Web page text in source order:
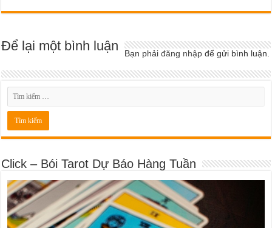
Để lại một bình luận Bạn phảiđăng nhập để gửi bình luận.
Click – Bói Tarot Dự Báo Hàng Tuần